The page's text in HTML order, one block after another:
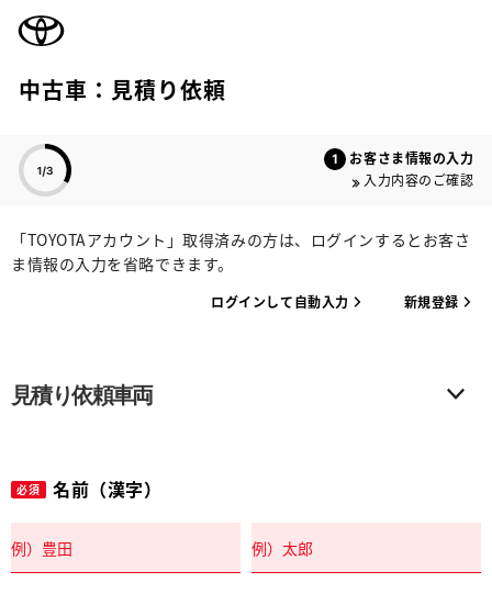
中古車：見積り依頼
お客さま情報の入力
入力内容のご確認
「TOYOTAアカウント」取得済みの方は、ログインするとお客さ
ま情報の入力を省略できます。
ログインして自動入力 新規登録
見積り依頼車両
必須 名前（漢字）